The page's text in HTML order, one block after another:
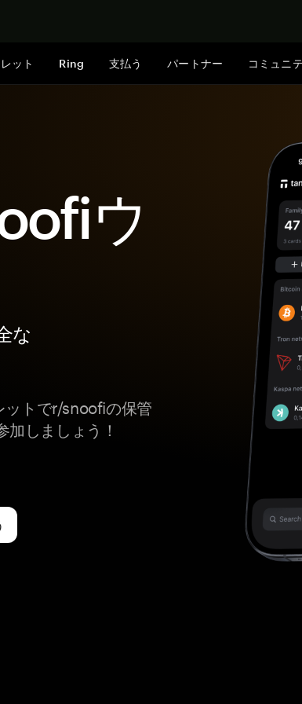
ット Ring 支払う パートナー コミュニ
ウ
な
トでr/snoofiの保管
しましょう！